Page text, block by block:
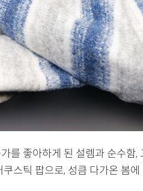
를 좋아하게 된 설렘과 순수함,
스틱 팝으로, 성큼 다가온 봄에